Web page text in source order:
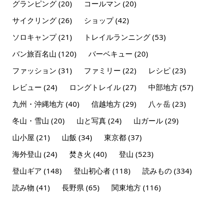
グランピング(20) コールマン (20)
サイクリング(26) ショップ(42)
ソロキャンプ(21) トレイルランニング(53)
バン旅百名山 (120) バーベキュー (20)
ファッション (31) ファミリー (22) レシピ(23)
レビュー (24) ロングトレイル(27) 中部地方(57)
九州・沖縄地方(40) 信越地方(29) 八ヶ岳(23)
冬山・雪山 (20) 山と写真(24) 山ガール(29)
山小屋 (21) 山飯 (34) 東京都(37)
海外登山 (24) 焚き火 (40) 登山 (523)
登山ギア (148) 登山初心者(118) 読みもの(334)
読み物 (41) 長野県(65) 関東地方(116)